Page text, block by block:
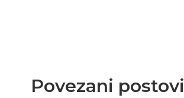
Povezani postovi